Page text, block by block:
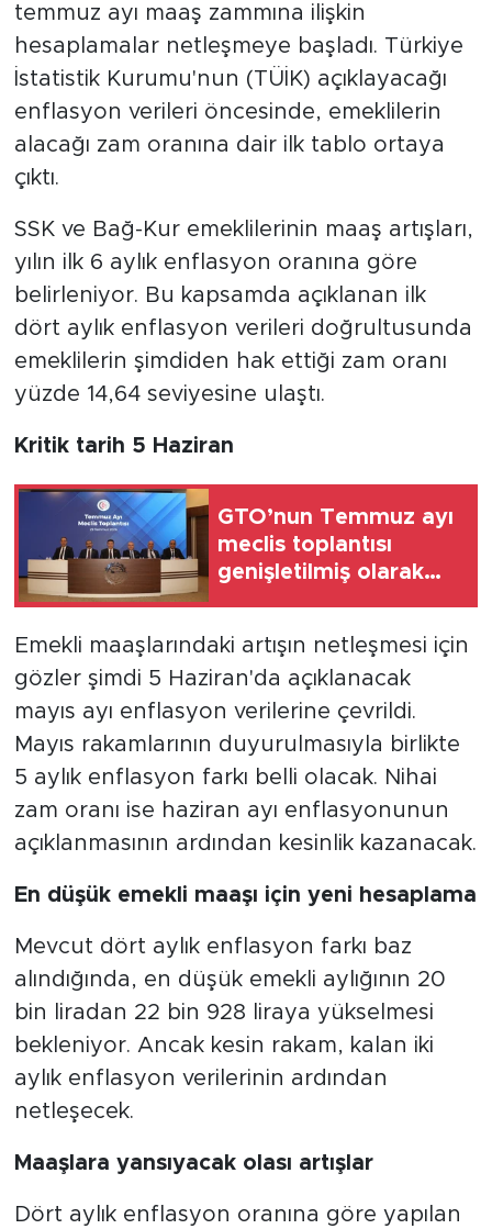
temmuz ayı maaş zammına ilişkin
hesaplamalar netleşmeye başladı. Türkiye
İstatistik Kurumu'nun (TÜİK) açıklayacağı
enflasyon verileri öncesinde, emeklilerin
alacağı zam oranına dair ilk tablo ortaya
çıktı.
SSK ve Bağ-Kur emeklilerinin maaş artışları,
yılın ilk 6 aylık enflasyon oranına göre
belirleniyor. Bu kapsamda açıklanan ilk
dört aylık enflasyon verileri doğrultusunda
emeklilerin şimdiden hak ettiği zam oranı
yüzde 14,64 seviyesine ulaştı.
Kritik tarih 5 Haziran
GTO’nun Temmuz ayı
meclis toplantısı
genişletilmiş olarak
Emekli maaşlarındaki artışın netleşmesi için
gözler şimdi 5 Haziran'da açıklanacak
mayıs ayı enflasyon verilerine çevrildi.
Mayıs rakamlarının duyurulmasıyla birlikte
5 aylık enflasyon farkı belli olacak. Nihai
zam oranı ise haziran ayı enflasyonunun
açıklanmasının ardından kesinlik kazanacak.
En düşük emekli maaşı için yeni hesaplama
Mevcut dört aylık enflasyon farkı baz
alındığında, en düşük emekli aylığının 20
bin liradan 22 bin 928 liraya yükselmesi
bekleniyor. Ancak kesin rakam, kalan iki
aylık enflasyon verilerinin ardından
netleşecek.
Maaşlara yansıyacak olası artışlar
Dört aylık enflasyon oranına göre yapılan